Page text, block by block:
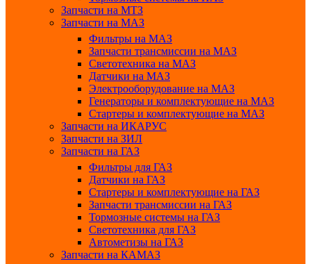
Запчасти на МТЗ
Запчасти на МАЗ
Фильтры на МАЗ
Запчасти трансмиссии на МАЗ
Светотехника на МАЗ
Датчики на МАЗ
Электрооборудование на МАЗ
Генераторы и комплектующие на МАЗ
Стартеры и комплектующие на МАЗ
Запчасти на ИКАРУС
Запчасти на ЗИЛ
Запчасти на ГАЗ
Фильтры для ГАЗ
Датчики на ГАЗ
Стартеры и комплектующие на ГАЗ
Запчасти трансмиссии на ГАЗ
Тормозные системы на ГАЗ
Светотехника для ГАЗ
Автометизы на ГАЗ
Запчасти на КАМАЗ